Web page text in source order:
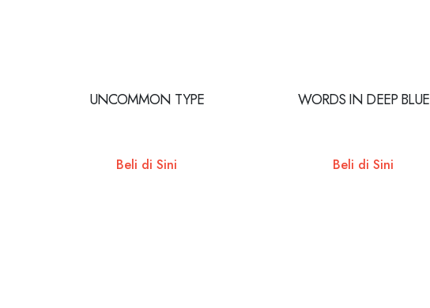
UNCOMMON TYPE
Beli di Sini
WORDS IN DEEP BLUE
Beli di Sini